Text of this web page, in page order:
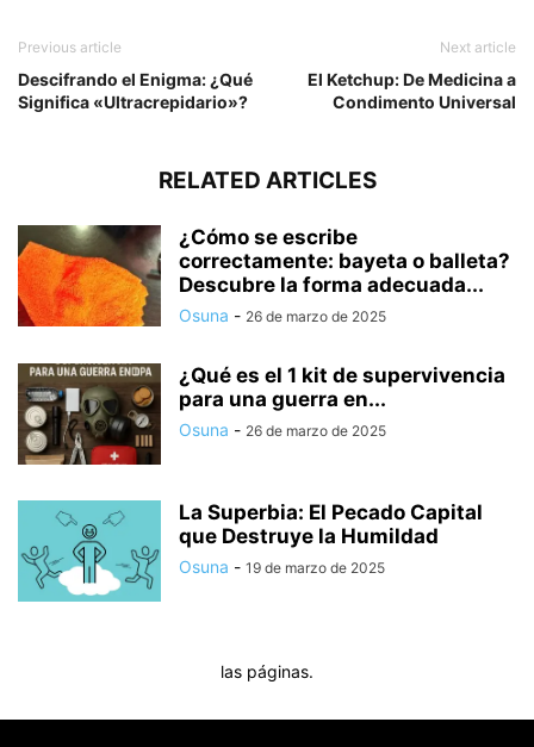
Previous article
Descifrando el Enigma: ¿Qué
Significa «Ultracrepidario»?
Next article
El Ketchup: De Medicina a
Condimento Universal
RELATED ARTICLES
¿Cómo se escribe
correctamente: bayeta o balleta?
Descubre la forma adecuada...
Osuna - 26 de marzo de 2025
¿Qué es el 1 kit de supervivencia
para una guerra en...
Osuna - 26 de marzo de 2025
La Superbia: El Pecado Capital
que Destruye la Humildad
Osuna - 19 de marzo de 2025
las páginas.